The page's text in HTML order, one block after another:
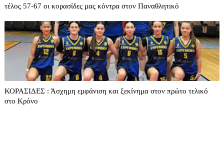
τέλος 57-67 οι κορασίδες μας κόντρα στον Παναθλητικό
ΚΟΡΑΣΙΔΕΣ : Άσχημη εμφάνιση και ξεκίνημα στον πρώτο τελικό
στο Κρόνο